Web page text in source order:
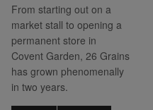
From starting out on a
market stall to opening a
permanent store in
Covent Garden, 26 Grains
has grown phenomenally
in two years.